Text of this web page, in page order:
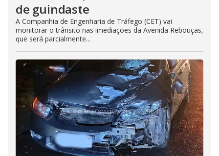
de guindaste
A Companhia de Engenharia de Tráfego (CET) vai
monitorar o trânsito nas imediações da Avenida Rebouças,
que será parcialmente...